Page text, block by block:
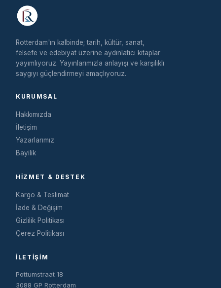
Rotterdam'ın kalbinde; tarih, kültür, sanat,
felsefe ve edebiyat üzerine aydınlatıcı kitaplar
yayımlıyoruz. Yayınlarımızla anlayışı ve karşılıklı
saygıyı güçlendirmeyi amaçlıyoruz.
KURUMSAL
Hakkımızda
İletişim
Yazarlarımız
Bayilik
HIZMET & DESTEK
Kargo & Teslimat
İade & Değişim
Gizlilik Politikası
Çerez Politikası
İLETIŞIM
Pottumstraat 18
3088 GP Rotterdam